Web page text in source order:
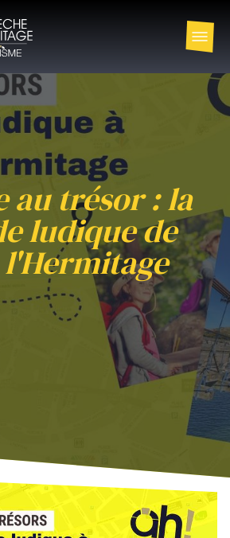
au trésor : la
ludique de